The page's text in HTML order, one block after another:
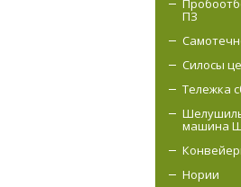
ПЗ
Силосы
Тележка
машина
Нории